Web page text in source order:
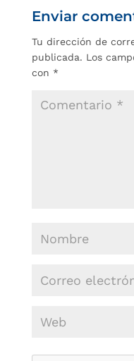
Enviar
Tu dirección de
publicada. Los
con *